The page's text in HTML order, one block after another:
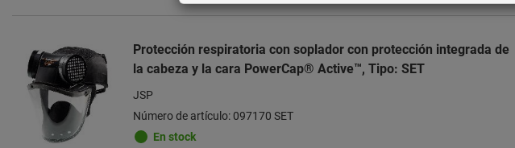
Protección respiratoria con soplador con protección integrada de
la cabeza y la cara PowerCap® Active™, Tipo: SET
JSP
Número de artículo: 097170 SET
En stock